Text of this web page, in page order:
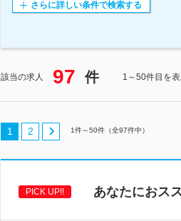
さらに詳しい条件で検索する
該当の求人 97 件 1～50件目を
1 2 1件～50件（全97件中）
PICK UP!! あなたにおス